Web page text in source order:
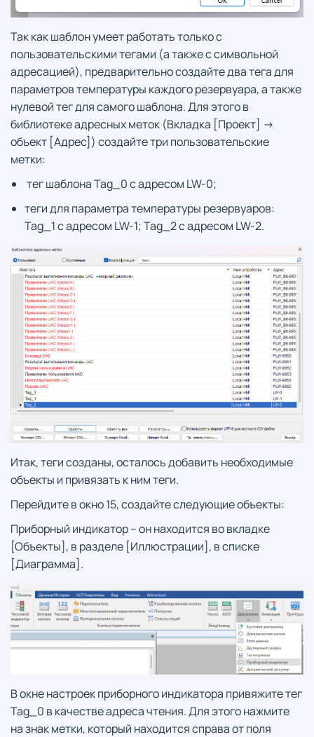
Так как шаблон умеет работать только с
пользовательскими тегами (а также с символьной
адресацией), предварительно создайте два тега для
параметров температуры каждого резервуара, а также
нулевой тег для самого шаблона. Для этого в
библиотеке адресных меток (Вкладка [Проект] ->
объект [Адрес]) создайте три пользовательские
метки:
тег шаблона Tag_0 с адресом LW-0;
теги для параметра температуры резервуаров:
Tag_1 с адресом LW-1; Tag_2 с адресом LW-2.
Итак, теги созданы, осталось добавить необходимые
объекты и привязать к ним теги.
Перейдите в окно 15, создайте следующие объекты:
Приборный индикатор – он находится во вкладке
[Объекты], в разделе [Иллюстрации], в списке
[Диаграмма].
В окне настроек приборного индикатора привяжите тег
Tag_0 в качестве адреса чтения. Для этого нажмите
на знак метки, который находится справа от поля